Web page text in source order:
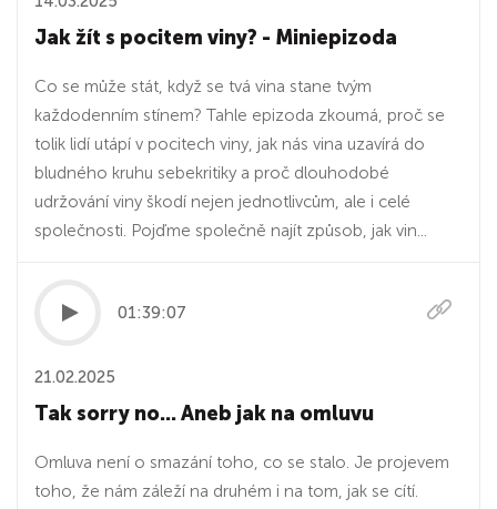
Jak žít s pocitem viny? - Miniepizoda
Co se může stát, když se tvá vina stane tvým
každodenním stínem? Tahle epizoda zkoumá, proč se
tolik lidí utápí v pocitech viny, jak nás vina uzavírá do
bludného kruhu sebekritiky a proč dlouhodobé
udržování viny škodí nejen jednotlivcům, ale i celé
společnosti. Pojďme společně najít způsob, jak vin...
01:39:07
21.02.2025
Tak sorry no... Aneb jak na omluvu
Omluva není o smazání toho, co se stalo. Je projevem
toho, že nám záleží na druhém i na tom, jak se cítí.